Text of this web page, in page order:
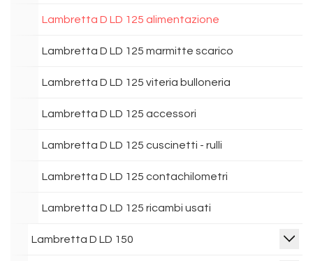
Lambretta D LD 125 alimentazione
Lambretta D LD 125 marmitte scarico
Lambretta D LD 125 viteria bulloneria
Lambretta D LD 125 accessori
Lambretta D LD 125 cuscinetti - rulli
Lambretta D LD 125 contachilometri
Lambretta D LD 125 ricambi usati
Lambretta D LD 150